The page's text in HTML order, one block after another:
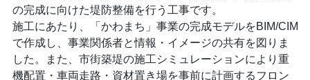
の完成に向けた堤防整備を行う工事です。
施工にあたり、「かわまち」事業の完成モデルをBIM/CIM
で作成し、事業関係者と情報・イメージの共有を図りま
した。また、市街築堤の施工シミュレーションにより重
機配置・車両走路・資材置き場を事前に計画するフロン